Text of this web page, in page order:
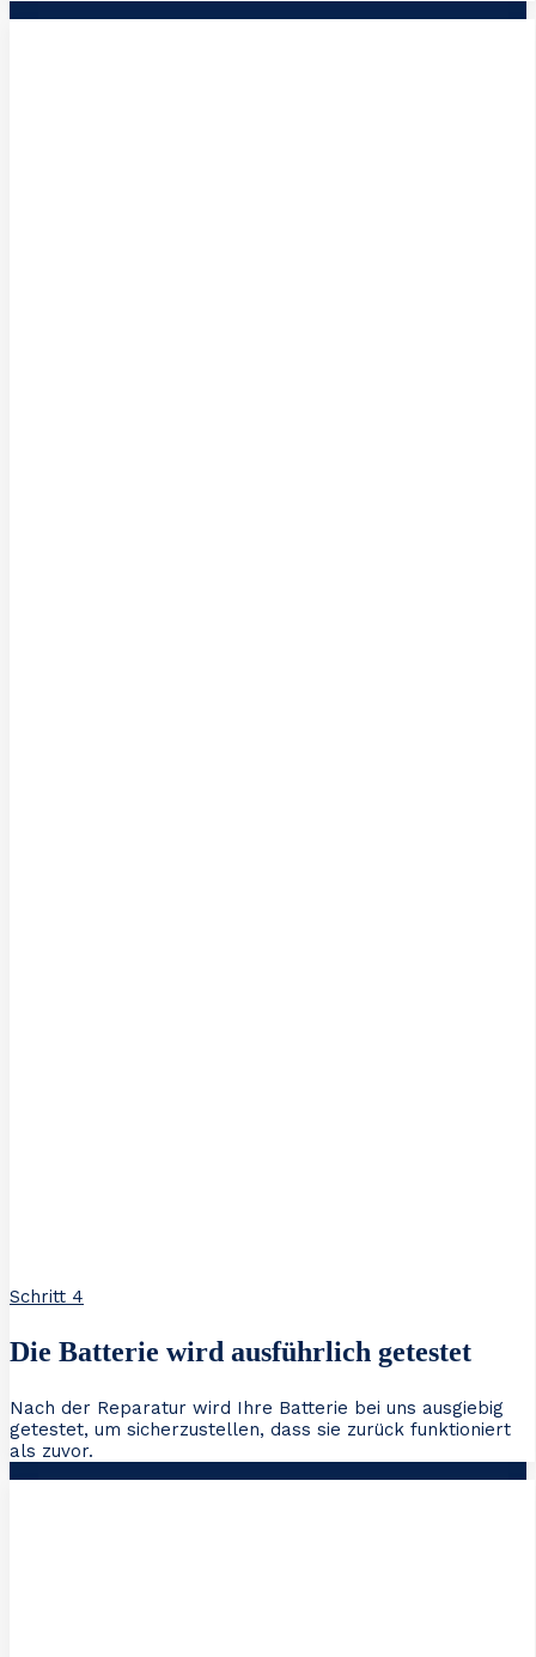
Schritt 4
Die Batterie wird ausführlich getestet
Nach der Reparatur wird Ihre Batterie bei uns ausgiebig
getestet, um sicherzustellen, dass sie zurück funktioniert
als zuvor.